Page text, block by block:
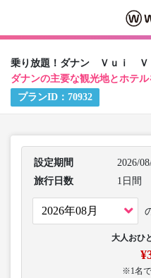
乗り放題！ダナン Ｖｕｉ Ｖ
ダナンの主要な観光地とホテ
プランID： 70932
設定期間
2026/
旅行日数
1日間
大人おひ
※1名